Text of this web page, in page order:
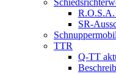
R.O.S.A.
SR-
Schnuppermobil
TTR
Q-TT